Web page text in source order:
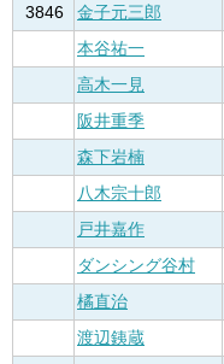
3846
金子元三郎
本谷祐一
高木一見
阪井重季
森下岩楠
八木宗十郎
戸井嘉作
ダンシング谷村
橘直治
渡辺銕蔵